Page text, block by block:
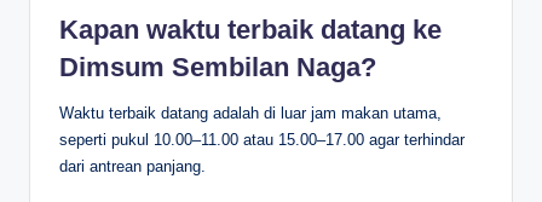
Kapan waktu terbaik datang ke
Dimsum Sembilan Naga?
Waktu terbaik datang adalah di luar jam makan utama,
seperti pukul 10.00–11.00 atau 15.00–17.00 agar terhindar
dari antrean panjang.